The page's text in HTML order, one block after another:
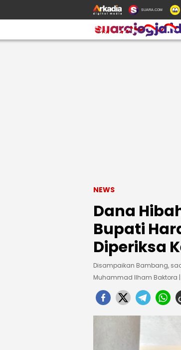
SUARA.COM
NEWS
Dana
Bupati
Diperiksa
Disampaikan Bambang,
Muhammad Ilham Baktora